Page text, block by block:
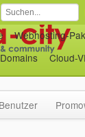
Webhosting-
Domains Cloud-
Benutzer